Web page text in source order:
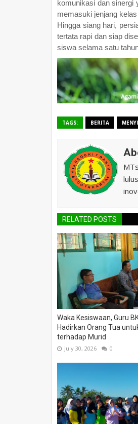
komunikasi dan sinergi
memasuki jenjang
Hingga siang hari,
tertata rapi dan siap
siswa selama satu
TAGS: BERITA
RELATED POSTS
Waka Kesiswaan, Guru
Hadirkan Orang Tua
terhadap Murid
July 30, 2026 0